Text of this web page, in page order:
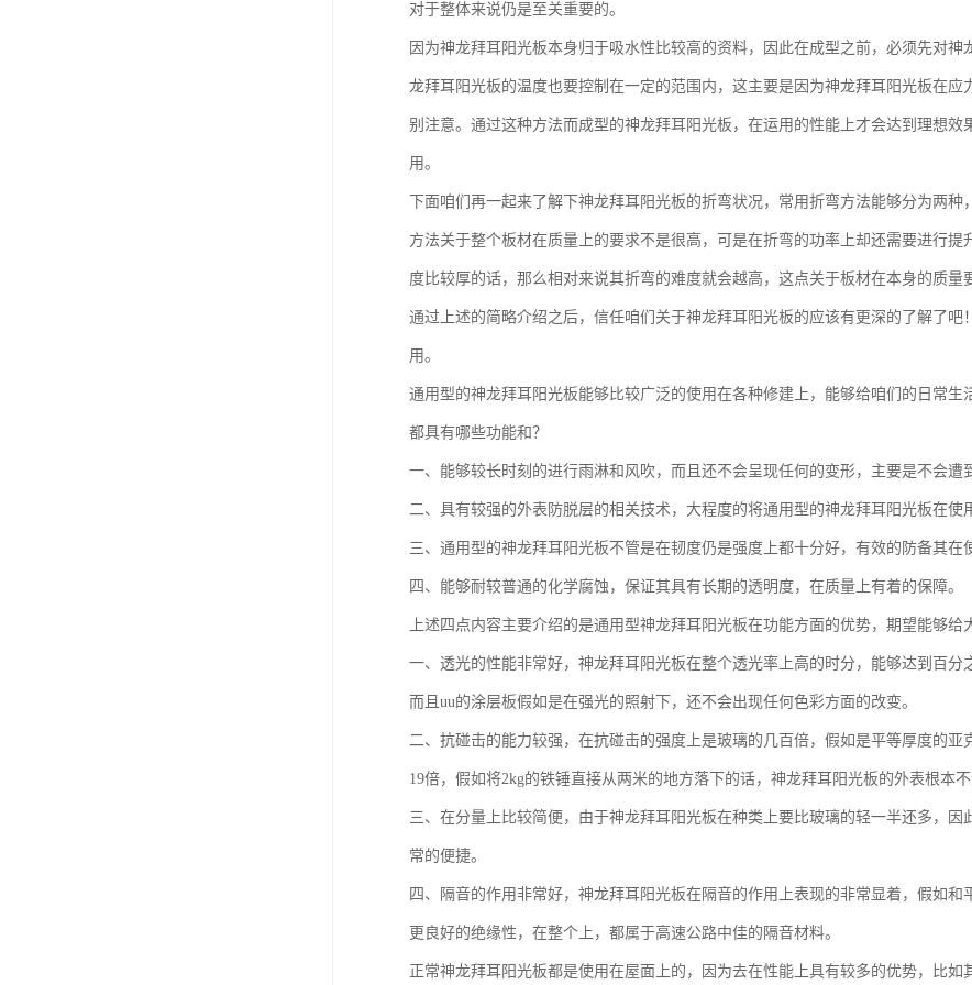
对于整体来说仍是至关重要的。
因为神龙拜耳阳光板本身归于吸水性比较高的资料，因此在成型之前，必须先对
龙拜耳阳光板的温度也要控制在一定的范围内，这主要是因为神龙拜耳阳光板在
别注意。通过这种方法而成型的神龙拜耳阳光板，在运用的性能上才会达到理想
用。
下面咱们再一起来了解下神龙拜耳阳光板的折弯状况，常用折弯方法能够分为两
方法关于整个板材在质量上的要求不是很高，可是在折弯的功率上却还需要进行
度比较厚的话，那么相对来说其折弯的难度就会越高，这点关于板材在本身的质量
通过上述的简略介绍之后，信任咱们关于神龙拜耳阳光板的应该有更深的了解了
用。
通用型的神龙拜耳阳光板能够比较广泛的使用在各种修建上，能够给咱们的日常
都具有哪些功能和？
一、能够较长时刻的进行雨淋和风吹，而且还不会呈现任何的变形，主要是不会遭
二、具有较强的外表防脱层的相关技术，大程度的将通用型的神龙拜耳阳光板在使
三、通用型的神龙拜耳阳光板不管是在韧度仍是强度上都十分好，有效的防备其在
四、能够耐较普通的化学腐蚀，保证其具有长期的透明度，在质量上有着的保障。
上述四点内容主要介绍的是通用型神龙拜耳阳光板在功能方面的优势，期望能够给
一、透光的性能非常好，神龙拜耳阳光板在整个透光率上高的时分，能够达到百分
而且uu的涂层板假如是在强光的照射下，还不会出现任何色彩方面的改变。
二、抗碰击的能力较强，在抗碰击的强度上是玻璃的几百倍，假如是平等厚度的
19倍，假如将2kg的铁锤直接从两米的地方落下的话，神龙拜耳阳光板的外表根本不
三、在分量上比较简便，由于神龙拜耳阳光板在种类上要比玻璃的轻一半还多，
常的便捷。
四、隔音的作用非常好，神龙拜耳阳光板在隔音的作用上表现的非常显着，假如
更良好的绝缘性，在整个上，都属于高速公路中佳的隔音材料。
正常神龙拜耳阳光板都是使用在屋面上的，因为去在性能上具有较多的优势，比